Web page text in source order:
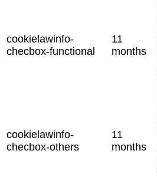
cookielawinfo-
checbox-functional
11
months
cookielawinfo-
checbox-others
11
months